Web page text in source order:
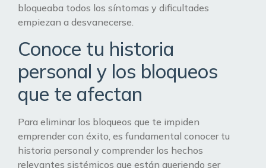
bloqueaba todos los síntomas y dificultades
empiezan a desvanecerse.
Conoce tu historia
personal y los bloqueos
que te afectan
Para eliminar los bloqueos que te impiden
emprender con éxito, es fundamental conocer tu
historia personal y comprender los hechos
relevantes sistémicos que están queriendo ser